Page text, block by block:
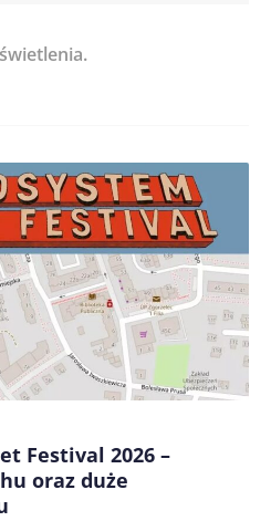
w tej przeglądarce podczas
Festival 2026 –
oraz duże